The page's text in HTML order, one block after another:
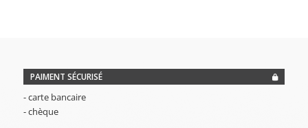
PAIMENT SÉCURISÉ
- carte bancaire
- chèque